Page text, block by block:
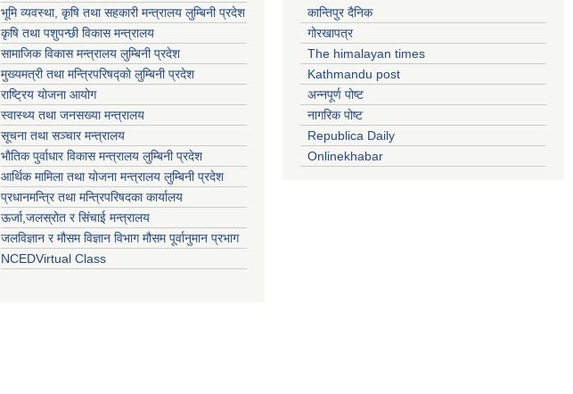
भूमि व्यवस्था, कृषि तथा सहकारी मन्त्रालय लुम्बिनी प्रदेश
कृषि तथा पशुपन्छी विकास मन्त्रालय
सामाजिक विकास मन्त्रालय लुम्बिनी प्रदेश
मुख्यमत्री तथा मन्त्रिपरिषद्काे लुम्बिनी प्रदेश
राष्ट्रिय योजना आयोग
स्वास्थ्य तथा जनसख्या मन्त्रालय
सूचना तथा सञ्चार मन्त्रालय
भाैतिक पुर्वाधार विकास मन्त्रालय लुम्बिनी प्रदेश
आर्थिक मामिला तथा योजना मन्त्रालय लुम्बिनी प्रदेश
प्रधानमन्त्रि तथा मन्त्रिपरिषदका कार्यालय
ऊर्जा,जलस्रोत र सिंचाई मन्त्रालय
जलविज्ञान र मौसम विज्ञान विभाग मौसम पूर्वानुमान प्रभाग
NCEDVirtual Class
कान्तिपुर दैनिक
गोरखापत्र
The himalayan times
Kathmandu post
अन्नपूर्ण पोष्ट
नागरिक पोष्ट
Republica Daily
Onlinekhabar